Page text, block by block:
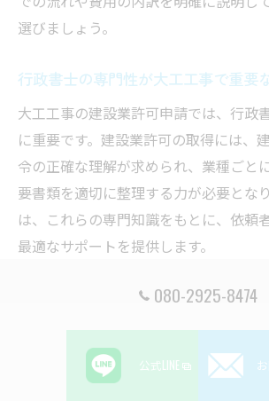
選びましょう。
行政書士の専門性が大工工事で重要
大工工事の建設業許可申請では、行政
に重要です。建設業許可の取得には、
令の正確な理解が求められ、業種ごと
要書類を適切に整理する力が必要とな
は、これらの専門知識をもとに、依頼
最適なサポートを提供します。
施工実績証明や技術者要件の確認など
丁寧に対応が可能です。専門性の高い
とで、申請書類の不備や追加提出のリ
的な許可取得を実現できます。
080-2925-8474
公式LINE